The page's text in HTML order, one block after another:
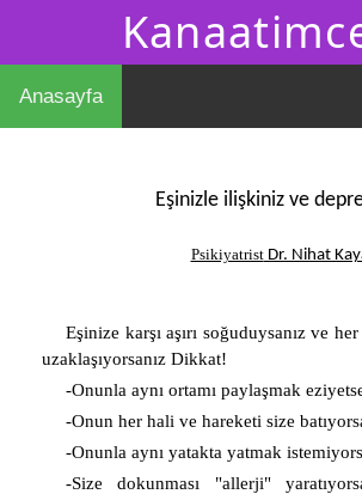
Anasayfa
Eşinizle ilişkiniz ve
PsikiyatristDr. Nihat
Eşinize karşı aşırı soğuduysanız ve
uzaklaşıyorsanız Dikkat!
-Onunla aynı ortamı paylaşmak
-Onun her hali ve hareketi size
-Onunla aynı yatakta yatmak
-Size dokunması "allerji"